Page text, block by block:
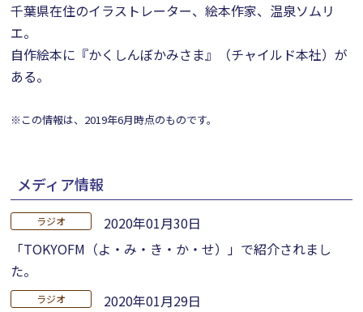
千葉県在住のイラストレーター、絵本作家、温泉ソムリ
エ。
自作絵本に『かくしんぼかみさま』（チャイルド本社）が
ある。
※この情報は、2019年6月時点のものです。
メディア情報
ラジオ
2020年01月30日
「TOKYOFM（よ・み・き・か・せ）」で紹介されまし
た。
ラジオ
2020年01月29日